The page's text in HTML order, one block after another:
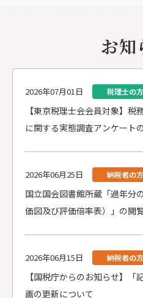
お知
2026年07月01日 税理士の
【東京税理士会会員対象】税
に関する実態調査アンケート
2026年06月25日 納税者の
国立国会図書館所蔵「過年分
価図及び評価倍率表）」の閲
2026年06月15日 納税者の
【国税庁からのお知らせ】「
画の更新について